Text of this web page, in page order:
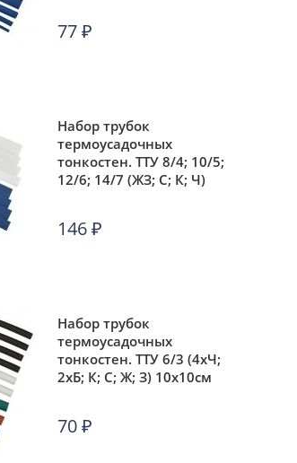
77₽
Набор трубок
термоусадочных
тонкостен. ТТУ 8/4; 10/5;
12/6; 14/7 (ЖЗ; С; К; Ч)
146₽
Набор трубок
термоусадочных
тонкостен. ТТУ 6/3 (4хЧ;
2хБ; К; С; Ж; З) 10х10см
70₽